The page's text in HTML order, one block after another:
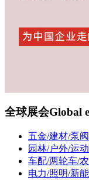
全球展会Global
五金/建材/泵
园林/户外/运
车配/两轮车/
电力/照明/新